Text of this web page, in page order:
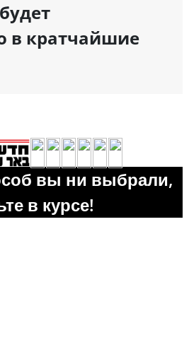
в кратчайшие
вы ни выбрали,
в курсе!